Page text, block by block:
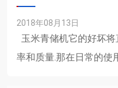
2018年08月13日
玉米青储机它的好坏
率和质量.那在日常的使